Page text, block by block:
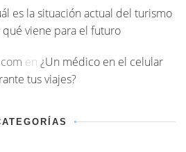
es la situación actual del turismo
qué viene para el futuro
en ¿Un médico en el celular
tus viajes?